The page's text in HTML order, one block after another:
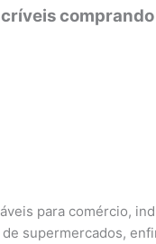
para comércio,
supermercados,